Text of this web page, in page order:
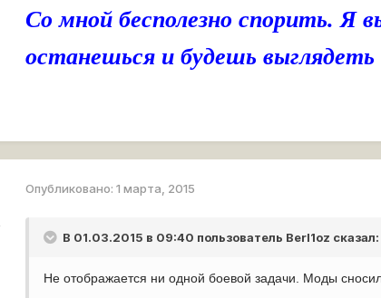
Со мной бесполезно спорить. Я
останешься и будешь выглядеть
Опубликовано:1 марта, 2015
В 01.03.2015 в 09:40 пользователь Berl1oz сказал:
Не отображается ни одной боевой задачи. Моды